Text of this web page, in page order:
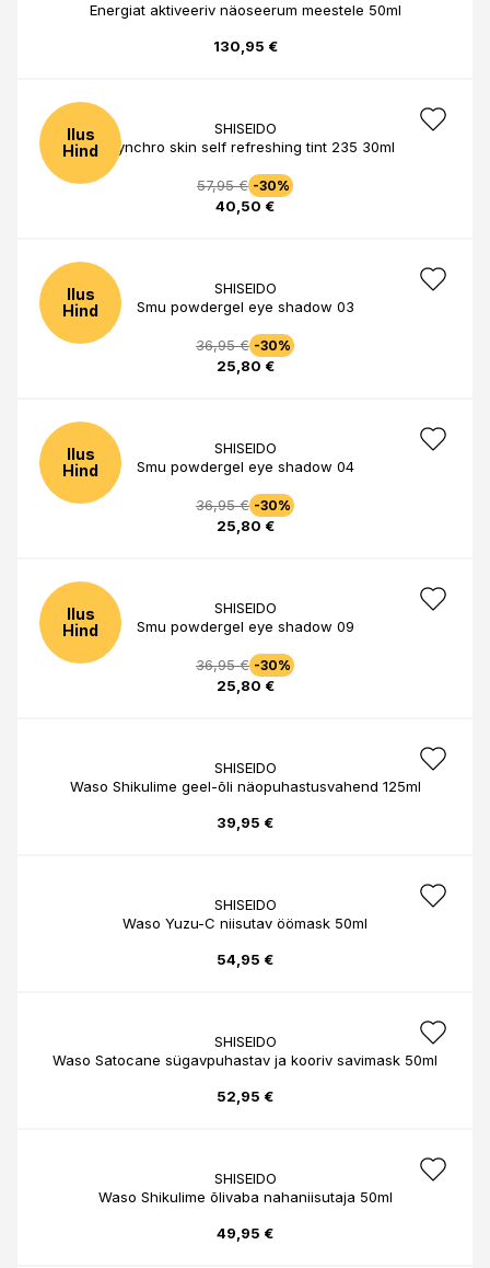
Energiat aktiveeriv näoseerum meestele 50ml
130,95 €
Ilus
Hind
SHISEIDO
S synchro skin self refreshing tint 235 30ml
57,95 € -30%
40,50 €
Ilus
Hind
SHISEIDO
Smu powdergel eye shadow 03
36,95 € -30%
25,80 €
Ilus
Hind
SHISEIDO
Smu powdergel eye shadow 04
36,95 € -30%
25,80 €
Ilus
Hind
SHISEIDO
Smu powdergel eye shadow 09
36,95 € -30%
25,80 €
SHISEIDO
Waso Shikulime geel-õli näopuhastusvahend 125ml
39,95 €
SHISEIDO
Waso Yuzu-C niisutav öömask 50ml
54,95 €
SHISEIDO
Waso Satocane sügavpuhastav ja kooriv savimask 50ml
52,95 €
SHISEIDO
Waso Shikulime õlivaba nahaniisutaja 50ml
49,95 €